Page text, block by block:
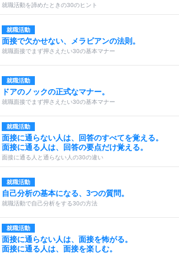
就職活動を諦めたときの30のヒント
就職活動
面接で欠かせない、メラビアンの法則。
就職面接でまず押さえたい30の基本マナー
就職活動
ドアのノックの正式なマナー。
就職面接でまず押さえたい30の基本マナー
就職活動
面接に通らない人は、回答のすべてを覚える。
面接に通る人は、回答の要点だけ覚える。
面接に通る人と通らない人の30の違い
就職活動
自己分析の基本になる、3つの質問。
就職活動で自己分析をする30の方法
就職活動
面接に通らない人は、面接を怖がる。
面接に通る人は、面接を楽しむ。